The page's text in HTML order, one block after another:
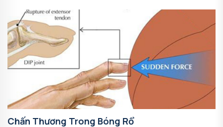
Chấn Thương Trong Bóng Rổ